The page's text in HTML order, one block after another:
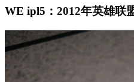
WE ipl5：2012年英雄联